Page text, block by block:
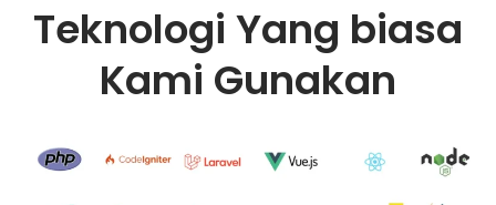
Teknologi Yang biasa
Kami Gunakan